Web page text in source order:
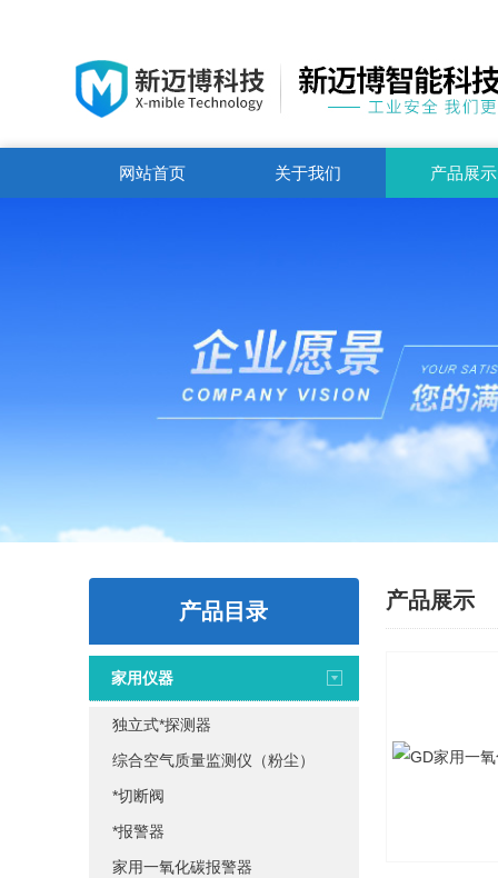
网站首页 关于我们 产品展示
产品目录
家用仪器
独立式*探测器
综合空气质量监测仪（粉尘）
*切断阀
*报警器
家用一氧化碳报警器
产品展示